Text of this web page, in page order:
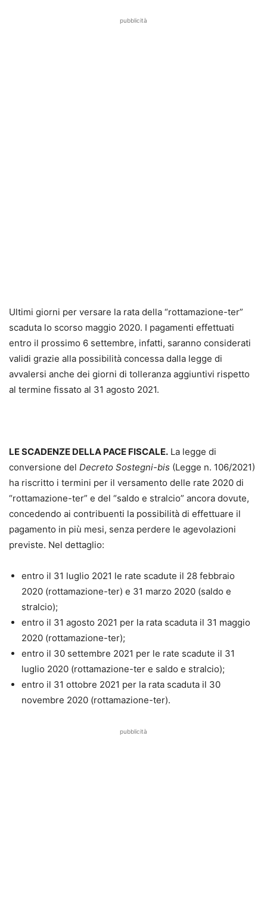
pubblicità
Ultimi giorni per versare la rata della “rottamazione-ter”
scaduta lo scorso maggio 2020. I pagamenti effettuati
entro il prossimo 6 settembre, infatti, saranno considerati
validi grazie alla possibilità concessa dalla legge di
avvalersi anche dei giorni di tolleranza aggiuntivi rispetto
al termine fissato al 31 agosto 2021.
LE SCADENZE DELLA PACE FISCALE. La legge di
conversione del Decreto Sostegni-bis (Legge n. 106/2021)
ha riscritto i termini per il versamento delle rate 2020 di
“rottamazione-ter” e del “saldo e stralcio” ancora dovute,
concedendo ai contribuenti la possibilità di effettuare il
pagamento in più mesi, senza perdere le agevolazioni
previste. Nel dettaglio:
entro il 31 luglio 2021 le rate scadute il 28 febbraio
2020 (rottamazione-ter) e 31 marzo 2020 (saldo e
stralcio);
entro il 31 agosto 2021 per la rata scaduta il 31 maggio
2020 (rottamazione-ter);
entro il 30 settembre 2021 per le rate scadute il 31
luglio 2020 (rottamazione-ter e saldo e stralcio);
entro il 31 ottobre 2021 per la rata scaduta il 30
novembre 2020 (rottamazione-ter).
pubblicità